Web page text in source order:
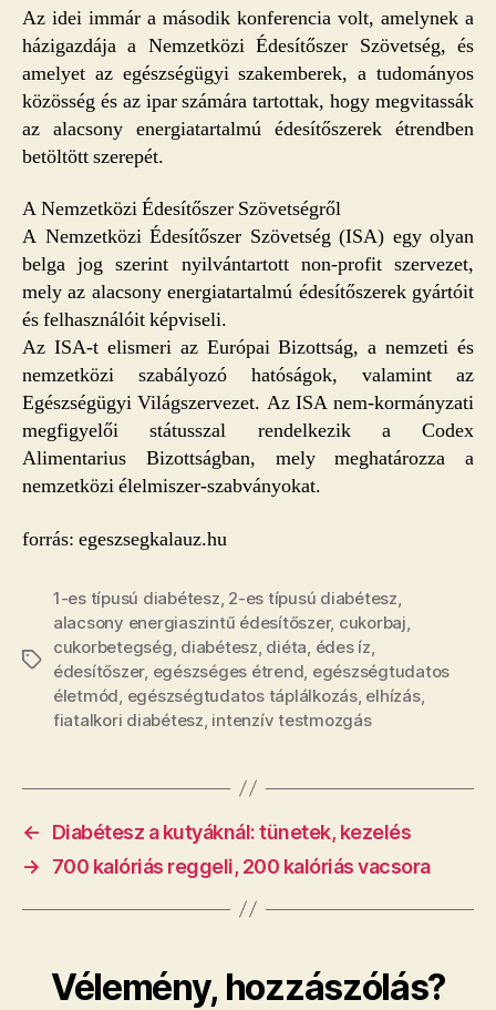
Az idei immár a második konferencia volt, amelynek a
házigazdája a Nemzetközi Édesítőszer Szövetség, és
amelyet az egészségügyi szakemberek, a tudományos
közösség és az ipar számára tartottak, hogy megvitassák
az alacsony energiatartalmú édesítőszerek étrendben
betöltött szerepét.
A Nemzetközi Édesítőszer Szövetségről
A Nemzetközi Édesítőszer Szövetség (ISA) egy olyan
belga jog szerint nyilvántartott non-profit szervezet,
mely az alacsony energiatartalmú édesítőszerek gyártóit
és felhasználóit képviseli.
Az ISA-t elismeri az Európai Bizottság, a nemzeti és
nemzetközi szabályozó hatóságok, valamint az
Egészségügyi Világszervezet. Az ISA nem-kormányzati
megfigyelői státusszal rendelkezik a Codex
Alimentarius Bizottságban, mely meghatározza a
nemzetközi élelmiszer-szabványokat.
forrás: egeszsegkalauz.hu
Címkék
1-es típusú diabétesz 2-es típusú diabétesz
alacsony energiaszintű édesítőszer, cukorbaj
cukorbetegség diabétesz diéta édes íz
édesítőszer, egészséges étrend egészségtudatos
életmód egészségtudatos táplálkozás, elhízás,
fiatalkori diabétesz intenzív testmozgás
←
Diabétesz a kutyáknál: tünetek, kezelés
→
700 kalóriás reggeli, 200 kalóriás vacsora
Vélemény, hozzászólás?